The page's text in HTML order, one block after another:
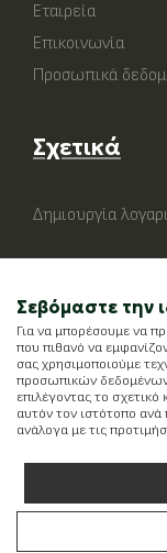
Εταιρεία
Επικοινωνία
Προσωπικά
Σχετικά
Δημιουργία
Σεβόμαστε την
Για να μπορέσουμε να
που πιθανό να
σας χρησιμοποιούμε
προσωπικών
επιλέγοντας το
αυτόν τον ιστότοπο ανά
ανάλογα με τις